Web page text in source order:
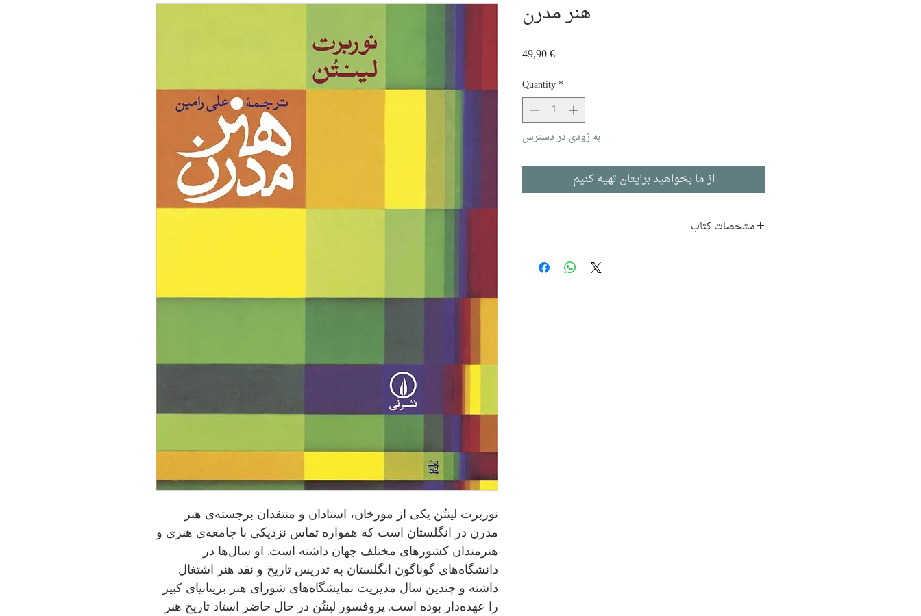
نوربرت لینتُن یکی از مورخان، استادان و منتقدان برجسته‌ی هنر
مدرن در انگلستان است که همواره تماس نزدیکی با جامعه‌ی هنری و
هنرمندان کشورهای مختلف جهان داشته است. او سال‌ها در
دانشگاه‌های گوناگون انگلستان به تدریس تاریخ و نقد هنر اشتغال
داشته و چندین سال مدیریت نمایشگاه‌های شورای هنر بریتانیای کبیر
را عهده‌دار بوده است. پروفسور لینتُن در حال حاضر استاد تاریخ هنر
هنر مدرن
49,90 €Price
Quantity*
به زودی در دسترس
از ما بخواهید برایتان تهیه کنیم
مشخصات کتاب